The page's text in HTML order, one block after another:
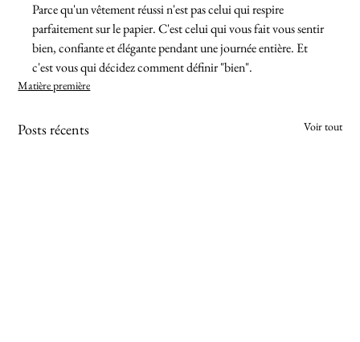
Parce qu'un vêtement réussi n'est pas celui qui respire
parfaitement sur le papier. C'est celui qui vous fait vous sentir
bien, confiante et élégante pendant une journée entière. Et
c'est vous qui décidez comment définir "bien".
Matière première
Posts récents Voir tout